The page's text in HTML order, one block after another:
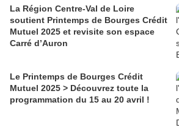
La Région Centre-Val de Loire
soutient Printemps de Bourges Crédit
Mutuel 2025 et revisite son espace
Carré d’Auron
Le Printemps de Bourges Crédit
Mutuel 2025 > Découvrez toute la
programmation du 15 au 20 avril !